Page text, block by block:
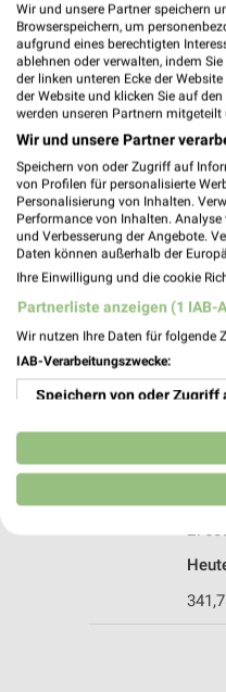
Wir und unsere Partner speichern
Browserspeichern, um
aufgrund eines berechtigten
ablehnen oder verwalten, indem
der linken unteren Ecke der
der Website und klicken Sie auf
werden unseren Partnern
Wir und unsere Partner
Speichern von oder Zugriff auf
von Profilen für personalisierte
Personalisierung von Inhalten.
Performance von Inhalten.
und Verbesserung der Angebote.
Daten können außerhalb der
Ihre Einwilligung und die cookie
Partnerliste anzeigen (1 IAB-
Wir nutzen Ihre Daten für folgende
IAB-Verarbeitungszwecke:
Speichern von oder
Verwendung reduzierter
Erstellung von Profilen für
Erstellung von Profilen